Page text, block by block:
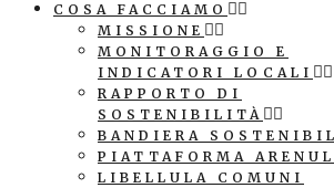
COSA FACCIAMO
MISSIONE
MONITORAGGIO E
INDICATORI LOCALI
RAPPORTO DI
SOSTENIBILITÀ
BANDIERA
PIATTAFORMA
LIBELLULA COMUNI